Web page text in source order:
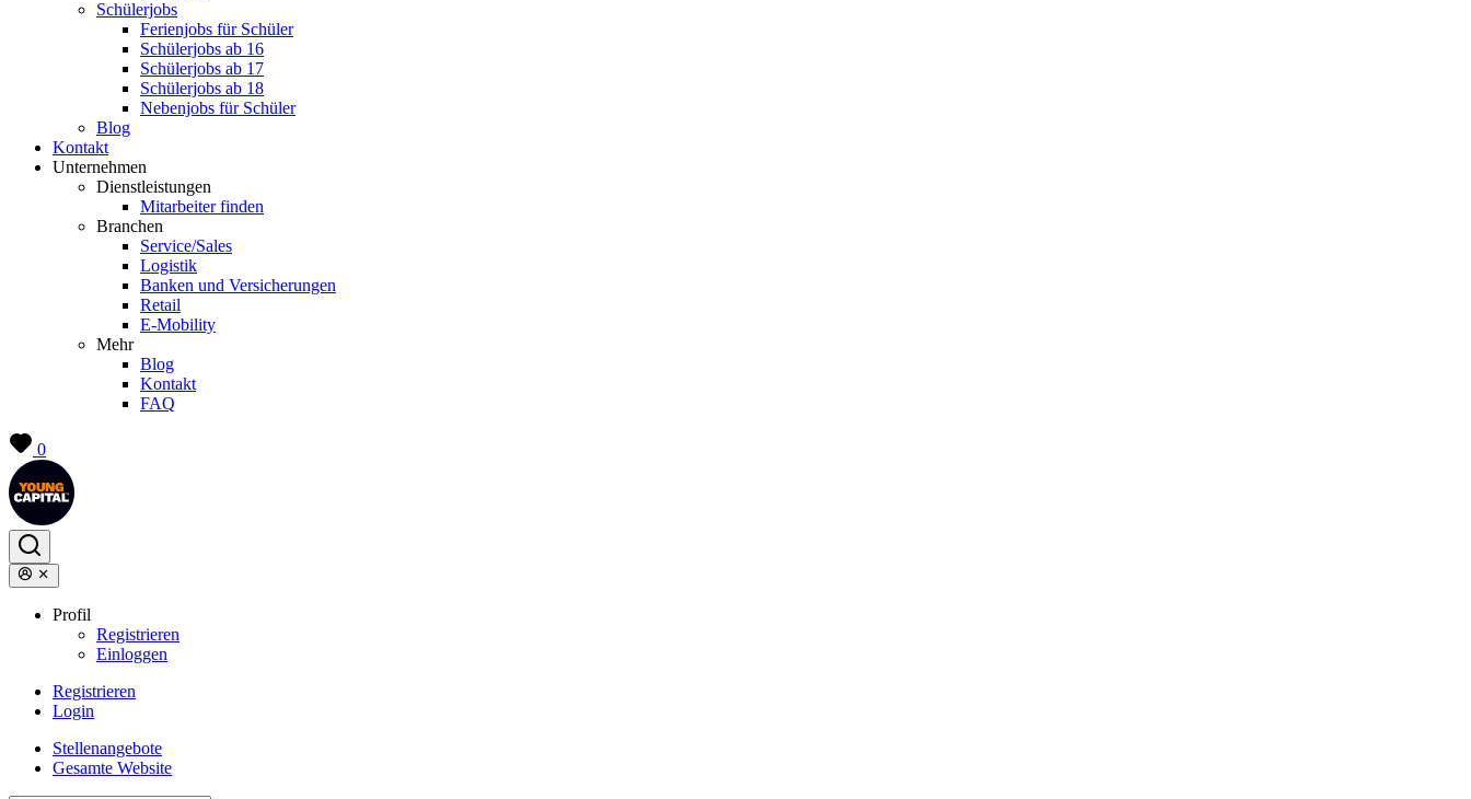
Schülerjobs
Ferienjobs für Schüler
Schülerjobs ab 16
Schülerjobs ab 17
Schülerjobs ab 18
Nebenjobs für Schüler
Blog
Kontakt
Unternehmen
Dienstleistungen
Mitarbeiter finden
Branchen
Service/Sales
Logistik
Banken und Versicherungen
Retail
E-Mobility
Mehr
Blog
Kontakt
FAQ
0
Profil
Registrieren
Einloggen
Registrieren
Login
Stellenangebote
Gesamte Website